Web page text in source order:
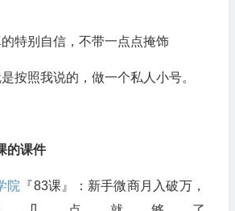
特别自信，不带一点点掩饰
按照我说的，做一个私人小号。
的课件
院 『83课』：新手微商月入破万，